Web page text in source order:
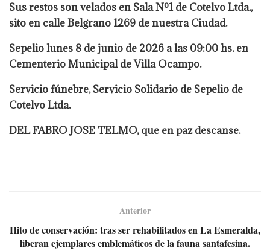
Sus restos son velados en Sala Nº1 de Cotelvo Ltda.,
sito en calle Belgrano 1269 de nuestra Ciudad.
Sepelio lunes 8 de junio de 2026 a las 09:00 hs. en
Cementerio Municipal de Villa Ocampo.
Servicio fúnebre, Servicio Solidario de Sepelio de
Cotelvo Ltda.
DEL FABRO JOSE TELMO, que en paz descanse.
Anterior
Hito de conservación: tras ser rehabilitados en La Esmeralda,
liberan ejemplares emblemáticos de la fauna santafesina.